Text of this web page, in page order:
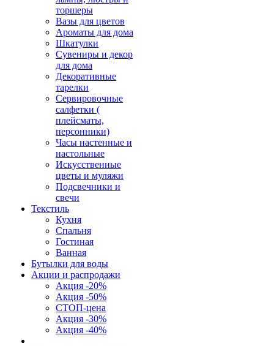
торшеры
Вазы для цветов
Ароматы для дома
Шкатулки
Сувениры и декор
для дома
Декоративные
тарелки
Сервировочные
салфетки (
плейсматы,
персонники)
Часы настенные и
настольные
Искусственные
цветы и муляжи
Подсвечники и
свечи
Текстиль
Кухня
Спальня
Гостиная
Ванная
Бутылки для воды
Акции и распродажи
Акция -20%
Акция -50%
СТОП-цена
Акция -30%
Акция -40%